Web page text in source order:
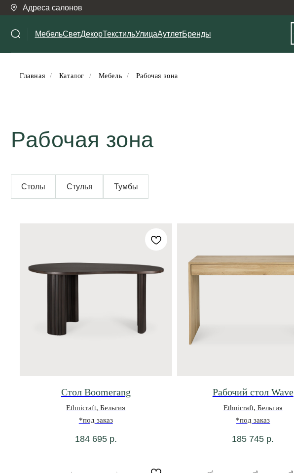
Мебель Свет Декор Текстиль Улица Аутлет Бренды
Адреса салонов
Главная / Каталог / Мебель / Рабочая зона
Стол Boomerang
Ethnicraft, Бельгия
*под заказ
184 695 р.
Рабочий стол Wave
Ethnicraft, Бельгия
*под заказ
185 745 р.